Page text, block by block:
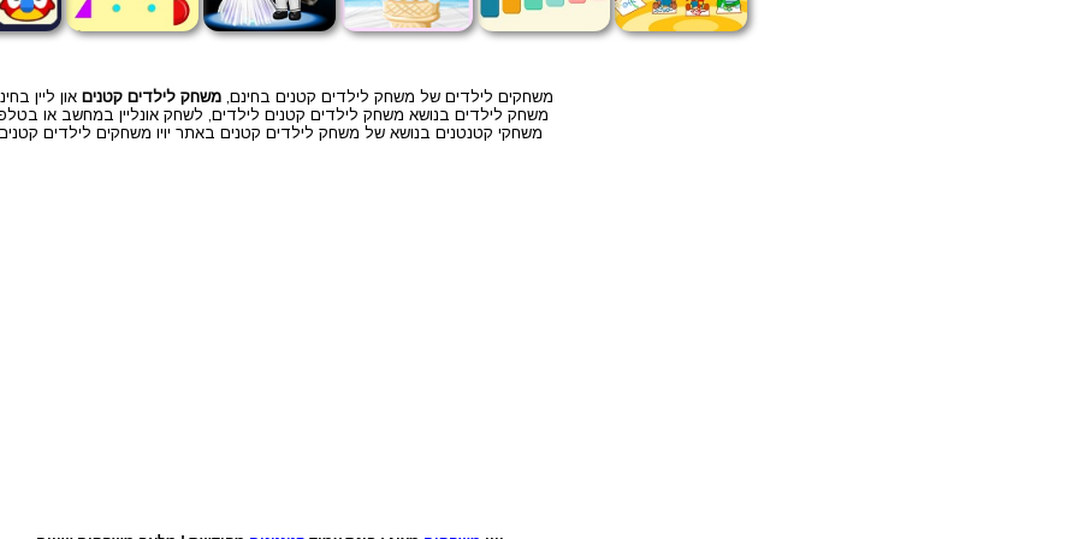
משחקים לילדים של משחק לילדים קטנים בחינם, משחק לילדים קטנים און ליין
משחק לילדים בנושא משחק לילדים קטנים לילדים, לשחק אונליין במחשב או
משחקי קטנטנים בנושא של משחק לילדים קטנים באתר יויו משחקים לילדים